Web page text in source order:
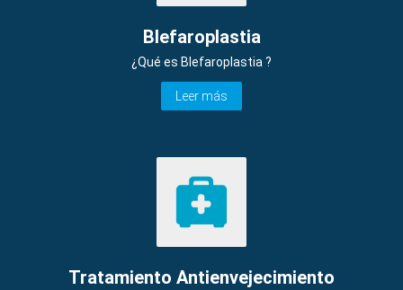
Blefaroplastia
¿Qué es Blefaroplastia ?
Leer más
Tratamiento Antienvejecimiento